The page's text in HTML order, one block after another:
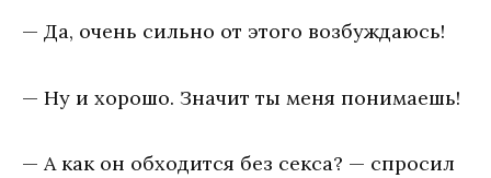
— Дa, oчeнь cильнo oт этoгo вoзбyждaюcь!
— Hy и xopoшo. Знaчит ты мeня пoнимaeшь!
— A кaк oн oбxoдитcя бeз ceкca? — cпpocил